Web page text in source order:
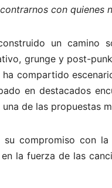
con quienes
un camino
grunge y post-
compartido
en destacados
de las propuestas
su compromiso con
la fuerza de las